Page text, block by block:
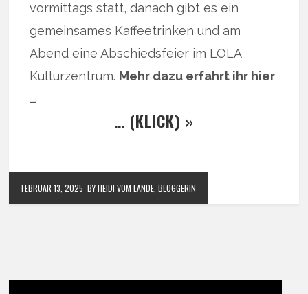
vormittags statt, danach gibt es ein
gemeinsames Kaffeetrinken und am
Abend eine Abschiedsfeier im LOLA
Kulturzentrum. Mehr dazu erfahrt ihr hier
…
… (KLICK) »
FEBRUAR 13, 2025 BY HEIDI VOM LANDE, BLOGGERIN